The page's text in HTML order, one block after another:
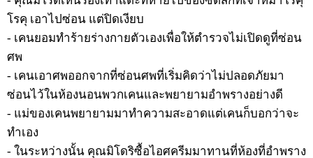
โรคุ เอาไปซ่อน แต่ปิดเงียบ
- เคนยอมทำร้ายร่างกายตัวเองเพื่อให้ตำรวจไม่เปิดดูที่ซ่อน
ศพ
- เคนเอาศพออกจากที่ซ่อนศพที่เริ่มคิดว่าไม่ปลอดภัยมา
ซ่อนไว้ในห้องนอนพวกเคนและพยายามอำพรางอย่างดี
- แม่ของเคนพยายามมาทำความสะอาดแต่เคนก็บอกว่าจะ
ทำเอง
- ในระหว่างนั้น คุณมิโดริซื้อไอศครีมมาทานที่ห้องที่อำพราง